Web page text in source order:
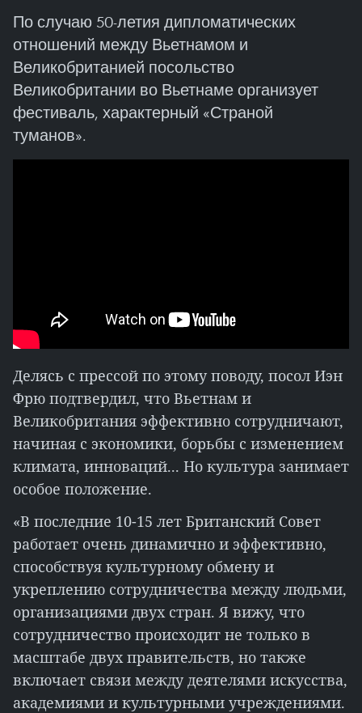
По случаю 50-летия дипломатических
отношений между Вьетнамом и
Великобританией посольство
Великобритании во Вьетнаме организует
фестиваль, характерный «Страной
туманов».
Делясь с прессой по этому поводу, посол Иэн
Фрю подтвердил, что Вьетнам и
Великобритания эффективно сотрудничают,
начиная с экономики, борьбы с изменением
климата, инноваций... Но культура занимает
особое положение.
«В последние 10-15 лет Британский Совет
работает очень динамично и эффективно,
способствуя культурному обмену и
укреплению сотрудничества между людьми,
организациями двух стран. Я вижу, что
сотрудничество происходит не только в
масштабе двух правительств, но также
включает связи между деятелями искусства,
академиями и культурными учреждениями.